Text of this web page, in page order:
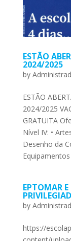
ESTÃO
2024/2025
by
ESTÃO
2024/2025
GRATUITA
Nível IV: •
Desenho da
EPTOMAR
by
https://